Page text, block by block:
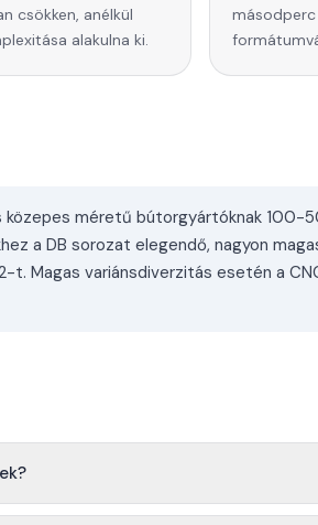
csökken, anélkül
alakulna ki.
közepes méretű bútorgyártóknak 100-
a DB sorozat elegendő, nagyon
t. Magas variánsdiverzitás esetén a